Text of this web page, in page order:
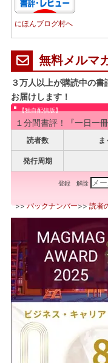
にほんブログ村へ
無料メルマ
３万人以上が購読中の
お届けします！
【独自配信版】
１分間書評！『一日一
読者数
発行周期
登録 解除
>>バックナンバー>>読者